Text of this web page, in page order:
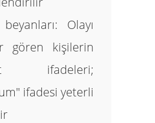
Olayı
gören kişilerin
ifadeleri;
ifadesi yeterli